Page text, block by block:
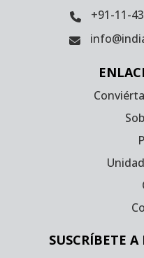
+91-11-
SUSCRÍBETE